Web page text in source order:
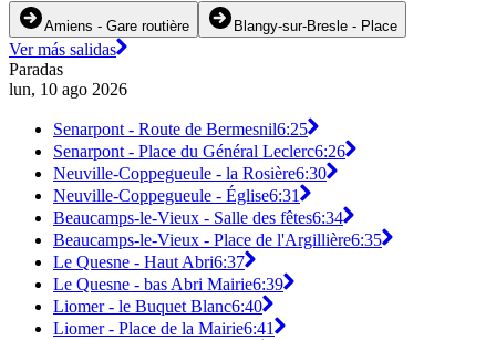
Amiens - Gare routière Blangy-sur-Bresle - Place
Ver más salidas
Paradas
lun, 10 ago 2026
Senarpont - Route de Bermesnil6:25
Senarpont - Place du Général Leclerc6:26
Neuville-Coppegueule - la Rosière6:30
Neuville-Coppegueule - Église6:31
Beaucamps-le-Vieux - Salle des fêtes6:34
Beaucamps-le-Vieux - Place de l'Argillière6:35
Le Quesne - Haut Abri6:37
Le Quesne - bas Abri Mairie6:39
Liomer - le Buquet Blanc6:40
Liomer - Place de la Mairie6:41